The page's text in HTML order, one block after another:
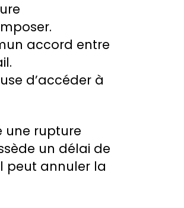
accord entre
d’accéder à
une rupture
un délai de
peut annuler la